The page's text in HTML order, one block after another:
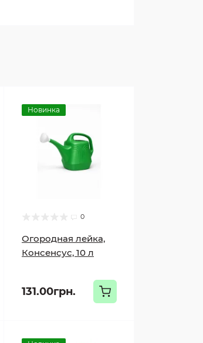
Новинка
0
Огородная лейка,
Консенсус, 10 л
131.00грн.